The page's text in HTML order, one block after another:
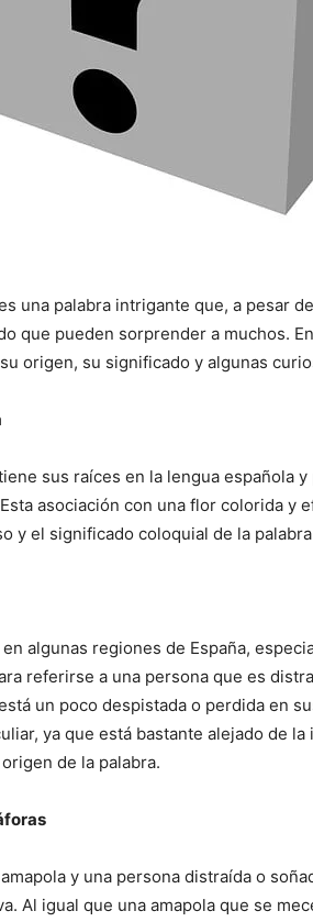
una palabra intrigante que, a pesar
que pueden sorprender a muchos.
origen, su significado y algunas
sus raíces en la lengua española
asociación con una flor colorida y
y el significado coloquial de la
algunas regiones de España,
referirse a una persona que es
un poco despistada o perdida en
ya que está bastante alejado de
de la palabra.
y una persona distraída o
Al igual que una amapola que se